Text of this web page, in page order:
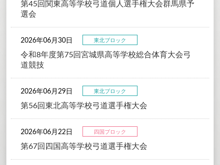
第45回関東高等学校弓道個人選手権大会群馬県予
選会
2026年06月30日 東北ブロック
令和8年度第75回宮城県高等学校総合体育大会弓
道競技
2026年06月29日 東北ブロック
第56回東北高等学校弓道選手権大会
2026年06月22日 四国ブロック
第67回四国高等学校弓道選手権大会